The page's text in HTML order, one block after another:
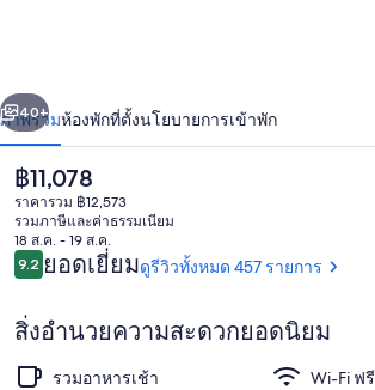
บริเวณภายนอก
า
ถัดไป
40+
ภาพรวมห้องพักที่ตั้งนโยบายการเข้าพัก
ราคา
ปัจจุบัน
฿11,078
฿11,078
ราคารวม ฿12,573
รวมภาษีและค่าธรรมเนียม
18 ส.ค. - 19 ส.ค.
รีวิว
9.29.2 จาก 10
ยอดเยี่ยมดูรีวิวทั้งหมด 457 รายการ
สิ่งอำนวยความสะดวกยอดนิยม
รวมอาหารเช้า
Wi-Fi ฟรี